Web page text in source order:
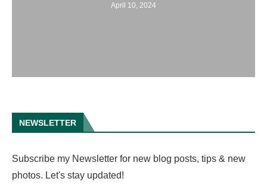
April 10, 2024
NEWSLETTER
Subscribe my Newsletter for new blog posts, tips & new
photos. Let's stay updated!